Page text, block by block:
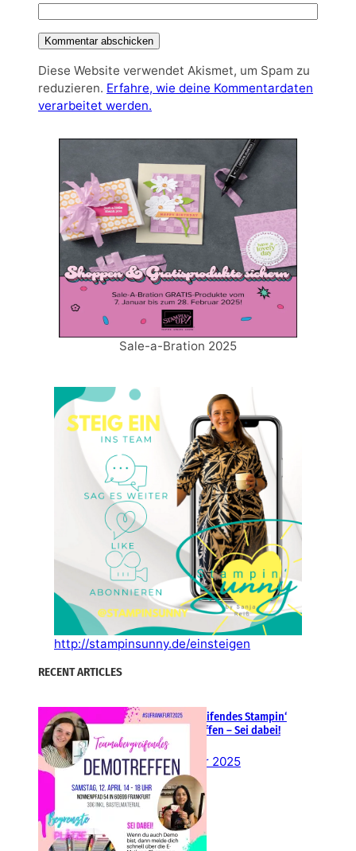
Diese Website verwendet Akismet, um Spam zu
reduzieren. Erfahre, wie deine Kommentardaten
verarbeitet werden.
Sale-a-Bration 2025
http://stampinsunny.de/einsteigen
RECENT ARTICLES
Teamübergreifendes Stampin‘
Up! Demotreffen – Sei dabei!
26. Februar 2025